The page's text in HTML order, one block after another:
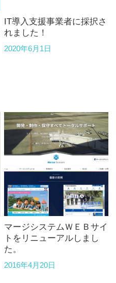
IT導入支援事業者に採択さ
れました！
2020年6月1日
マージシステムＷＥＢサイ
トをリニューアルしまし
た。
2016年4月20日